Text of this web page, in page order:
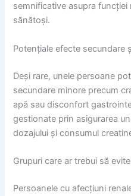
semnificative asupra funcției
sănătoși.
Potențiale efecte secundare
Deși rare, unele persoane
secundare minore precum
apă sau disconfort
gestionate prin asigurarea
dozajului și consumul
Grupuri care ar trebui să
Persoanele cu afecțiuni